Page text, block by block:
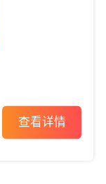
查看详情